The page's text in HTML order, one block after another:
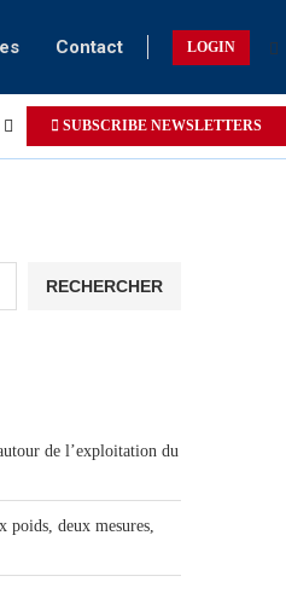
Contact LOGIN
SUBSCRIBE NEWSLETTERS
RECHERCHER
de l’exploitation du
deux mesures,